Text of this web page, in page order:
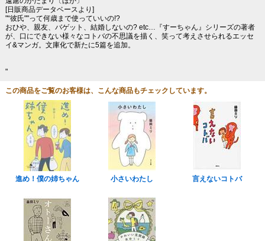
[日販商品データベースより]
"“彼氏""って何歳まで使っていいの!?
おひや、親友、バゲット、結婚しないの? etc…『すーちゃん』シリーズの著者
が、口にできない様々なコトバの不思議を描く、笑って考えさせられるエッセ
イ&マンガ。文庫化で新たに5篇を追加。
"
この商品をご覧のお客様は、こんな商品もチェックしています。
進め！僕の姉ちゃん 小さいわたし 言えないコトバ